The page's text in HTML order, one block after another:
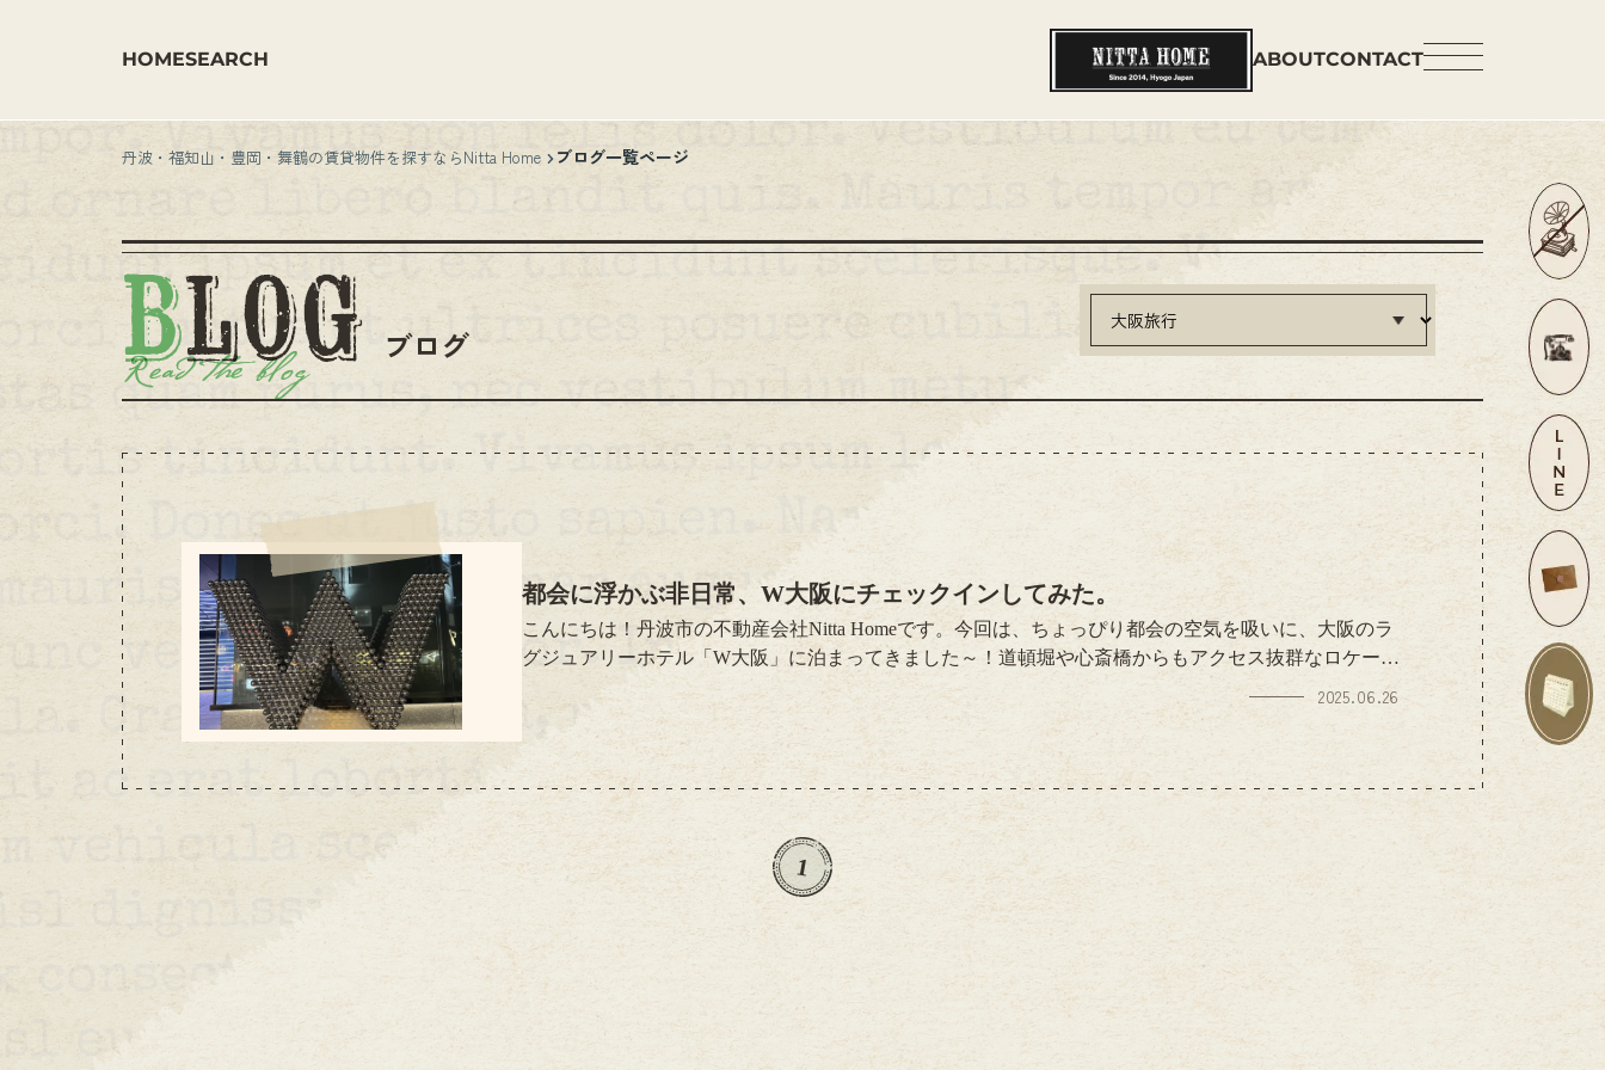
HOMESEARCH ABOUTCONTACT
丹波・福知山・豊岡・舞鶴の賃貸物件を探すならNitta Home ブログ一覧ページ
ブログ
都会に浮かぶ非日常、W大阪にチェックインしてみた。
こんにちは！丹波市の不動産会社Nitta Homeです。今回は、ちょっぴり都会の空気を吸いに、大阪のラ
グジュアリーホテル「W大阪」に泊まってきました～！道頓堀や心斎橋からもアクセス抜群なロケーシ
ョンにありながら、ひとたび中に入れば…そこはまるで異世界。ネオンきらめくロビーに、アートの
ようなインテリア、そしてスタッフさんのスマイルまでおしゃれ。部屋の中もスタイリッシュすぎて
「これ、住めるのでは…？」と一瞬真剣に思ってしまいました（職業病ですね）。非日常を楽しみつ
つも、やっぱり落ち着くのは丹波の空気。都会も良いけど、帰ってきた瞬間の空の広さと山の緑にホ
ッとするのは、地元ならではの魅力です。というわ...
2025.06.26
1